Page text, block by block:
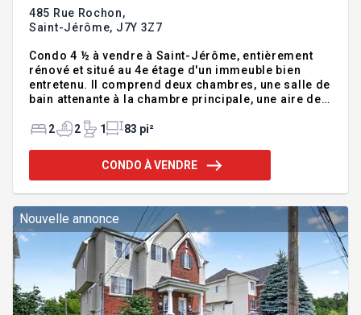
485 Rue Rochon,
Saint-Jérôme, J7Y 3Z7
Condo 4 ½ à vendre à Saint-Jérôme, entièrement
rénové et situé au 4e étage d'un immeuble bien
entretenu. Il comprend deux chambres, une salle de
bain attenante à la chambre principale, une aire de
avec frais de condo peu élevés, un carnet
alimenté. Emplacement idéal près de tous les
services, de l'autoroute et des grands centres.
Entièrement rénové, clé en main! Situé au 4e étage
d'un immeuble t
2 2 1 83 pi²
CONDO À VENDRE
Nouvelle annonce